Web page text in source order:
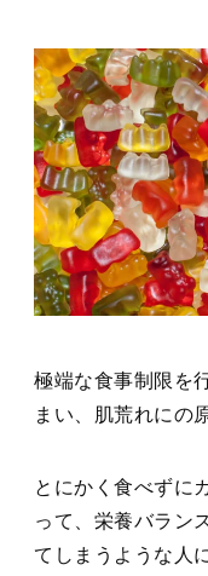
極端な食事制限を
まい、肌荒れにの
とにかく食べずに
って、栄養バラン
てしまうような人